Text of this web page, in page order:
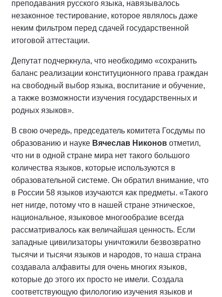
преподавания русского языка, навязывалось
незаконное тестирование, которое являлось даже
неким фильтром перед сдачей государственной
итоговой аттестации.
Депутат подчеркнула, что необходимо «сохранить
баланс реализации конституционного права граждан
на свободный выбор языка, воспитание и обучение,
а также возможности изучения государственных и
родных языков».
В свою очередь, председатель комитета Госдумы по
образованию и науке Вячеслав Никонов отметил,
что ни в одной стране мира нет такого большого
количества языков, которые используются в
образовательной системе. Он обратил внимание, что
в России 58 языков изучаются как предметы. «Такого
нет нигде, потому что в нашей стране этническое,
национальное, языковое многообразие всегда
рассматривалось как величайшая ценность. Если
западные цивилизаторы уничтожили безвозвратно
тысячи и тысячи языков и народов, то наша страна
создавала алфавиты для очень многих языков,
которые до этого их просто не имели. Создала
соответствующую филологию изучения языков и